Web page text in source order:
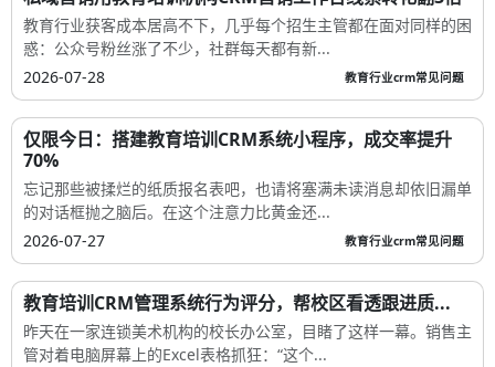
教育行业获客成本居高不下，几乎每个招生主管都在面对同样的困
惑：公众号粉丝涨了不少，社群每天都有新...
2026-07-28
教育行业crm常见问题
仅限今日：搭建教育培训CRM系统小程序，成交率提升
70%
忘记那些被揉烂的纸质报名表吧，也请将塞满未读消息却依旧漏单
的对话框抛之脑后。在这个注意力比黄金还...
2026-07-27
教育行业crm常见问题
教育培训CRM管理系统行为评分，帮校区看透跟进质...
昨天在一家连锁美术机构的校长办公室，目睹了这样一幕。销售主
管对着电脑屏幕上的Excel表格抓狂：“这个...